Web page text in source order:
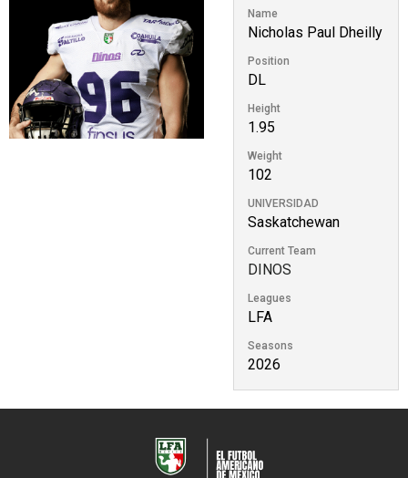
Name
Nicholas Paul Dheilly
Position
DL
Height
1.95
Weight
102
UNIVERSIDAD
Saskatchewan
Current Team
DINOS
Leagues
LFA
Seasons
2026